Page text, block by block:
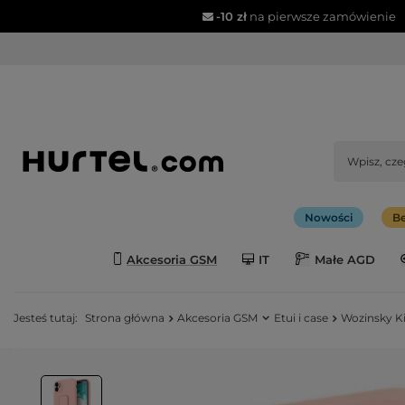
-10 złna pierwsze zamówienie
Nowości
Akcesoria GSM IT Małe AGD
Jesteś tutaj: Strona główna Akcesoria GSM Etui i case Wozinsky